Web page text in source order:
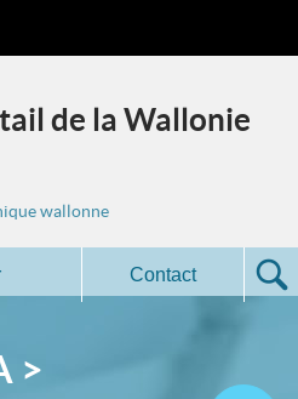
de la Wallonie
wallonne
Contact
>